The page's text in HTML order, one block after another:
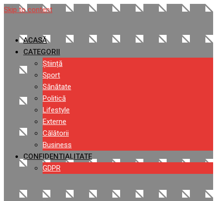
Skip to content
ACASĂ
CATEGORII
Știință
Sport
Sănătate
Politică
Lifestyle
Externe
Călătorii
Business
CONFIDENTIALITATE
GDPR